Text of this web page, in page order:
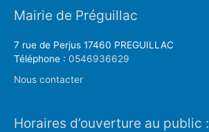
Mairie de Préguillac
7 rue de Perjus 17460 PREGUILLAC
Téléphone : 0546936629
Nous contacter
Horaires d’ouverture au public :